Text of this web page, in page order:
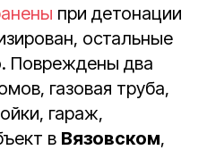
при детонации
остальные
Повреждены два
газовая труба,
гараж,
в Вязовском,